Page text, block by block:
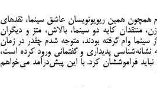
همین ریویونویسان عاشق سینما، نقدهای
منتقدان کایه دو سینما، بالاش، متز و دیگران
سینما وام گرفته بودند، متوجه شدم چقدر در زمان
نشانه‌شناسی پدیداری و گفتمانی ورود کرده است،
نباید فراموششان کرد. با این پیش‌درآمد می‌خواهم